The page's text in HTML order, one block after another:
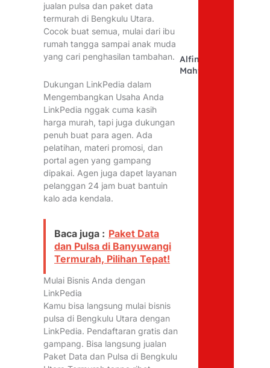
jualan pulsa dan paket data
termurah di Bengkulu Utara.
Cocok buat semua, mulai dari ibu
rumah tangga sampai anak muda
yang cari penghasilan tambahan.
Dukungan LinkPedia dalam
Mengembangkan Usaha Anda
LinkPedia nggak cuma kasih
harga murah, tapi juga dukungan
penuh buat para agen. Ada
pelatihan, materi promosi, dan
portal agen yang gampang
dipakai. Agen juga dapet layanan
pelanggan 24 jam buat bantuin
kalo ada kendala.
Baca juga : Paket Data
dan Pulsa di Banyuwangi
Termurah, Pilihan Tepat!
Mulai Bisnis Anda dengan
LinkPedia
Kamu bisa langsung mulai bisnis
pulsa di Bengkulu Utara dengan
LinkPedia. Pendaftaran gratis dan
gampang. Bisa langsung jualan
Paket Data dan Pulsa di Bengkulu
Alfina
Mahfudhoh